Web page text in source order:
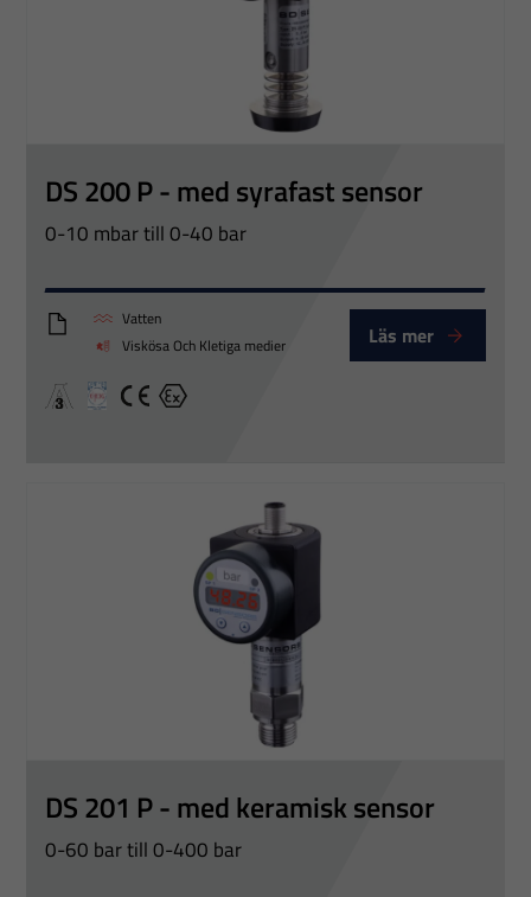
DS 200 P - med syrafast sensor
0-10 mbar till 0-40 bar
DS200P_Eng
Vatten
Viskösa Och Kletiga medier
Läs mer
A3 EHEDG Certified
CE Ex
DS 201 P - med keramisk sensor
0-60 bar till 0-400 bar
inte att välja
bort. De